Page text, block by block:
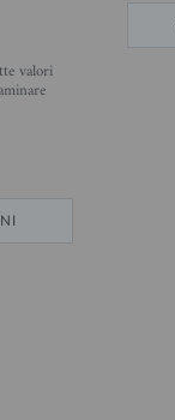
valori